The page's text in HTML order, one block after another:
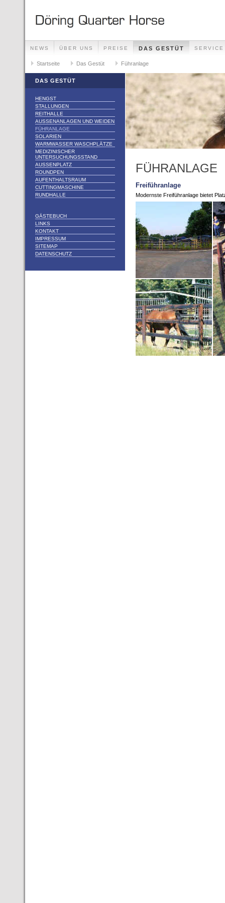
NEWS ÜBER UNS PREISE DAS GESTÜT SERVICE
Startseite Das Gestüt Führanlage
DAS GESTÜT
HENGST
STALLUNGEN
REITHALLE
AUSSENANLAGEN UND WEIDEN
FÜHRANLAGE
SOLARIEN
WARMWASSER WASCHPLÄTZE
MEDIZINISCHER
UNTERSUCHUNGSSTAND
AUSSENPLATZ
ROUNDPEN
AUFENTHALTSRAUM
CUTTINGMASCHINE
RUNDHALLE
GÄSTEBUCH
LINKS
KONTAKT
IMPRESSUM
SITEMAP
DATENSCHUTZ
FÜHRANLAGE
Freiführanlage
Modernste Freiführanlage bietet